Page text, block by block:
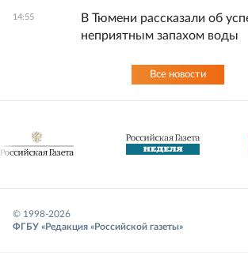
14:55
В Тюмени рассказали об
неприятным запахом воды
Все новости
© 1998-2026
ФГБУ «Редакция «Российской газеты»